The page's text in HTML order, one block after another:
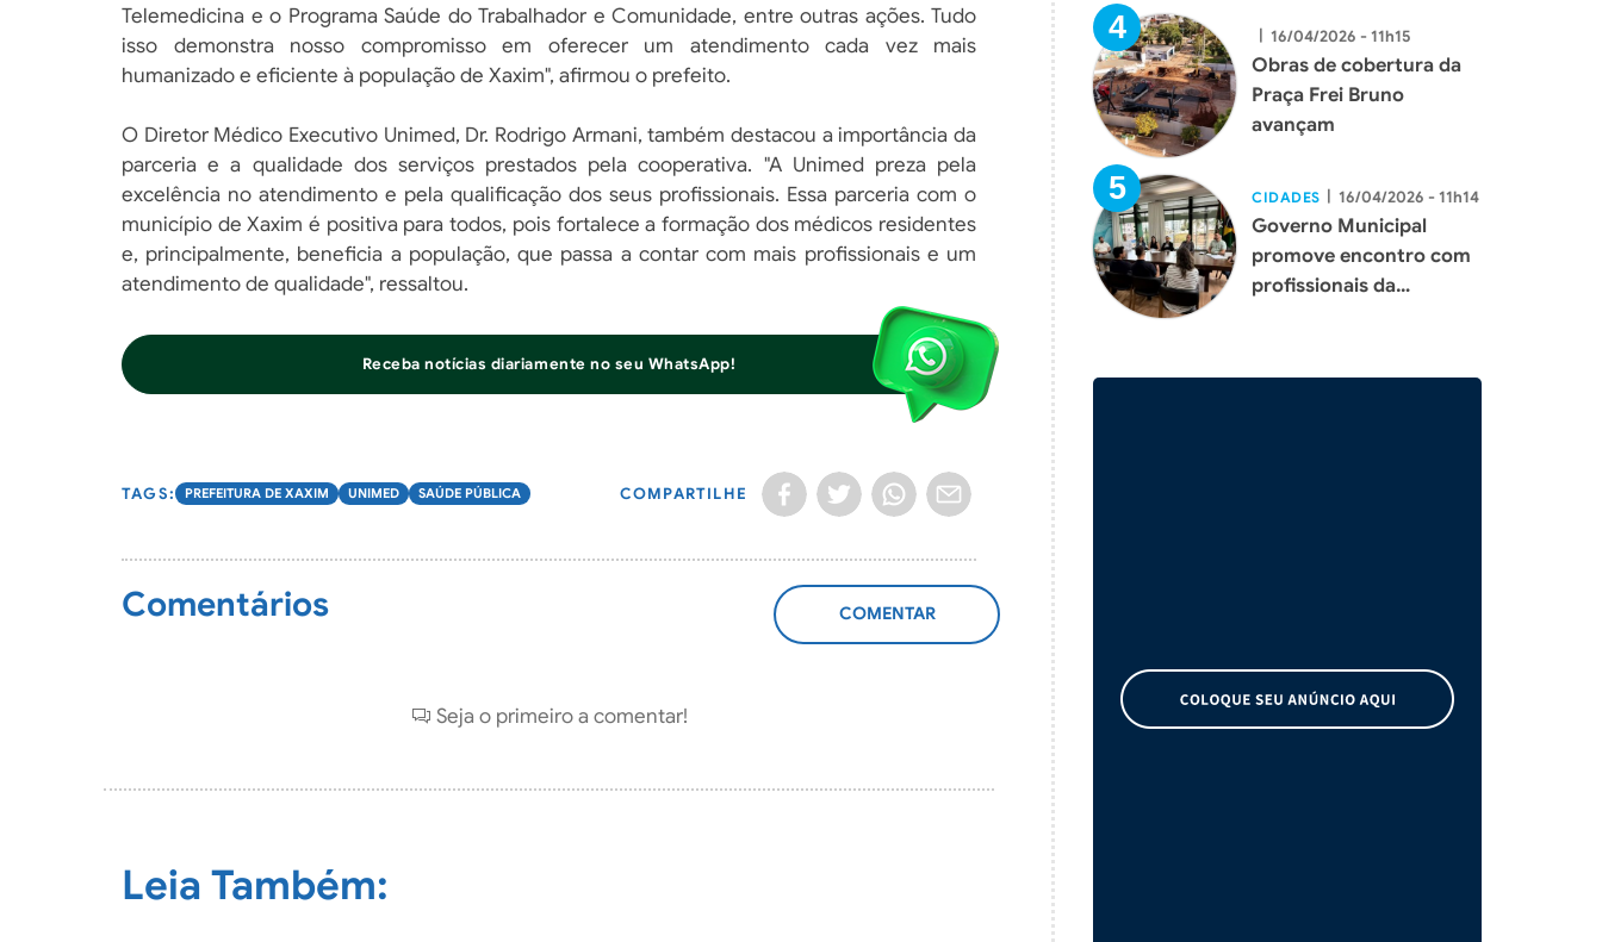
Telemedicina e o Programa Saúde do Trabalhador e Comunidade, entre outras ações. Tudo
isso demonstra nosso compromisso em oferecer um atendimento cada vez mais
humanizado e eficiente à população de Xaxim", afirmou o prefeito.
O Diretor Médico Executivo Unimed, Dr. Rodrigo Armani, também destacou a importância da
parceria e a qualidade dos serviços prestados pela cooperativa. "A Unimed preza pela
excelência no atendimento e pela qualificação dos seus profissionais. Essa parceria com o
município de Xaxim é positiva para todos, pois fortalece a formação dos médicos residentes
e, principalmente, beneficia a população, que passa a contar com mais profissionais e um
atendimento de qualidade", ressaltou.
Receba notícias diariamente no seu WhatsApp!
PREFEITURA DE XAXIM UNIMED SAÚDE PÚBLICA COMPARTILHE
Comentários
ADICIONAR
COMENTÁRIO
Seja o primeiro a comentar!
Leia Também:
borrachudo em Xaxim
| 16/04/2026 - 11h15
Obras de cobertura da
Praça Frei Bruno
avançam
CIDADES | 16/04/2026 - 11h14
Governo Municipal
promove encontro com
profissionais da